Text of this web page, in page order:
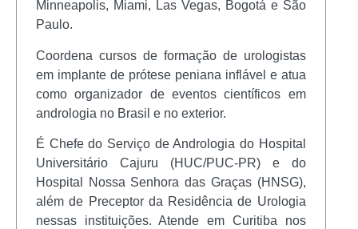
Minneapolis, Miami, Las Vegas, Bogotá e São
Paulo.
Coordena cursos de formação de urologistas
em implante de prótese peniana inflável e atua
como organizador de eventos científicos em
andrologia no Brasil e no exterior.
É Chefe do Serviço de Andrologia do Hospital
Universitário Cajuru (HUC/PUC-PR) e do
Hospital Nossa Senhora das Graças (HNSG),
além de Preceptor da Residência de Urologia
nessas instituições. Atende em Curitiba nos